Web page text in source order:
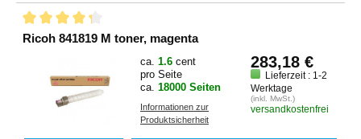
Ricoh 841819 M toner, magenta
ca. 1.6 cent
pro Seite
ca. 18000 Seiten
Informationen zur
Produktsicherheit
283,18 €
Lieferzeit : 1-2
Werktage
(inkl. MwSt.)
versandkostenfrei